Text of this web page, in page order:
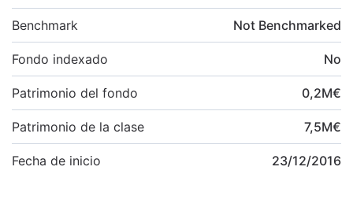
Benchmark Not Benchmarked
Fondo indexado No
Patrimonio del fondo 0,2M€
Patrimonio de la clase 7,5M€
Fecha de inicio 23/12/2016